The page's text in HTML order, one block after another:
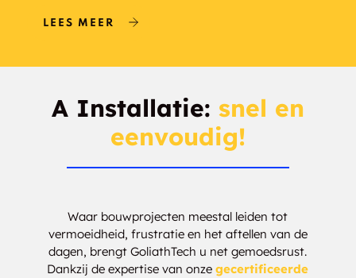
LEES MEER
A Installatie: snel en
eenvoudig!
Waar bouwprojecten meestal leiden tot
vermoeidheid, frustratie en het aftellen van de
dagen, brengt GoliathTech u net gemoedsrust.
Dankzij de expertise van onzegecertificeerde